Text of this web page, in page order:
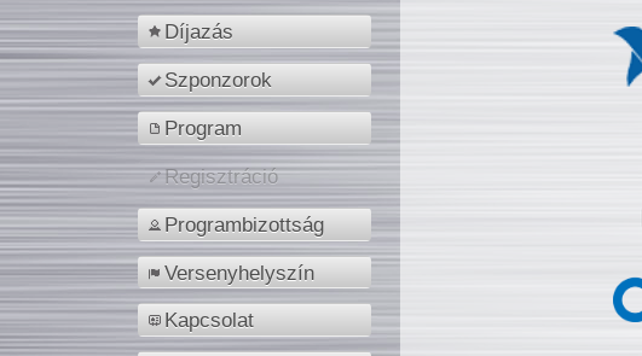
Díjazás
Szponzorok
Program
Regisztráció
Programbizottság
Versenyhelyszín
Kapcsolat